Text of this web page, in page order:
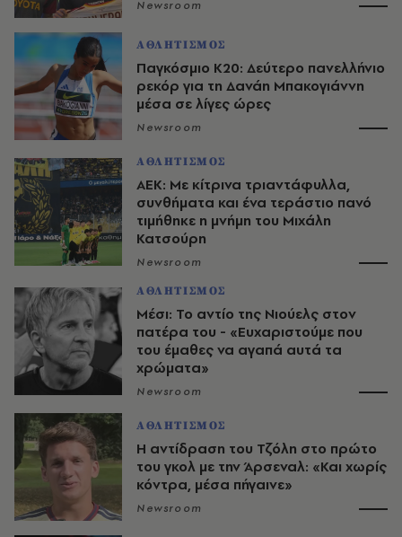
Newsroom
ΑΘΛΗΤΙΣΜΟΣ
Παγκόσμιο Κ20: Δεύτερο πανελλήνιο
ρεκόρ για τη Δανάη Μπακογιάννη
μέσα σε λίγες ώρες
Newsroom
ΑΘΛΗΤΙΣΜΟΣ
ΑΕΚ: Με κίτρινα τριαντάφυλλα,
συνθήματα και ένα τεράστιο πανό
τιμήθηκε η μνήμη του Μιχάλη
Κατσούρη
Newsroom
ΑΘΛΗΤΙΣΜΟΣ
Μέσι: Το αντίο της Νιούελς στον
πατέρα του - «Ευχαριστούμε που
του έμαθες να αγαπά αυτά τα
χρώματα»
Newsroom
ΑΘΛΗΤΙΣΜΟΣ
Η αντίδραση του Τζόλη στο πρώτο
του γκολ με την Άρσεναλ: «Και χωρίς
κόντρα, μέσα πήγαινε»
Newsroom